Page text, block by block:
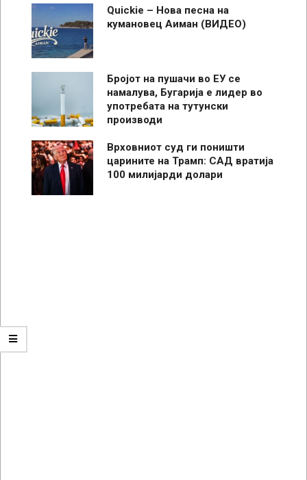
Quickie – Нова песна на
кумановец Аиман (ВИДЕО)
Бројот на пушачи во ЕУ се
намалува, Бугарија е лидер во
употребата на тутунски
производи
Врховниот суд ги поништи
царините на Трамп: САД вратија
100 милијарди долари